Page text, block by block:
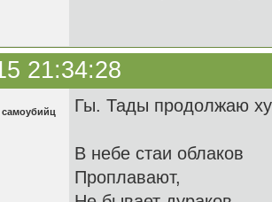
21:34:28
самоубийц Гы. Тады продолжаю
В небе стаи облаков
Проплавают,